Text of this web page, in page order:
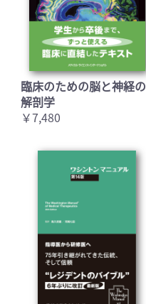
臨床のための脳と神経の
解剖学
￥7,480